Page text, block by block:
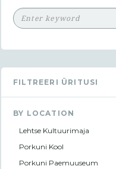
FILTREERI ÜRITUSI
BY LOCATION
Lehtse Kultuurimaja
Porkuni Kool
Porkuni Paemuuseum